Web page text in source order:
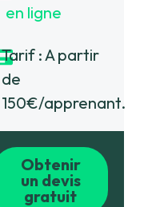
en ligne
Tarif : A partir
de
150€/apprenant.
Obtenir
un devis
gratuit